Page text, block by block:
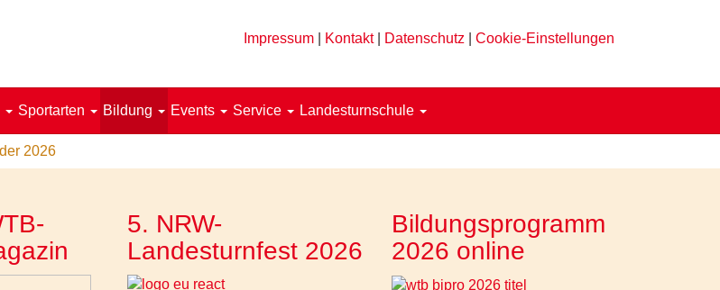
Impressum Kontakt| Datenschutz Cookie-Einstellungen
Sportarten Bildung Events Service Landesturnschule
2026
5. NRW-
Landesturnfest 2026
Bildungsprogramm
2026 online